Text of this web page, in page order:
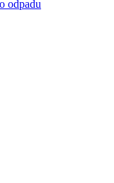
odpadu